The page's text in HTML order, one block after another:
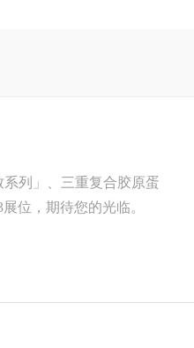
列」、三重复合胶原蛋
位，期待您的光临。